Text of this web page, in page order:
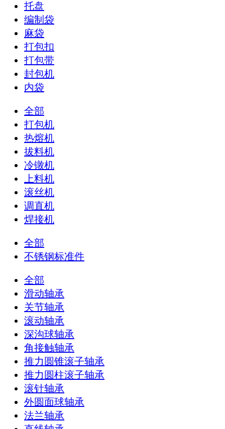
托盘
编制袋
麻袋
打包扣
打包带
封包机
内袋
全部
打包机
热熔机
拔料机
冷镦机
上料机
滚丝机
调直机
焊接机
全部
不锈钢标准件
全部
滑动轴承
关节轴承
滚动轴承
深沟球轴承
角接触轴承
推力圆锥滚子轴承
推力圆柱滚子轴承
滚针轴承
外圆面球轴承
法兰轴承